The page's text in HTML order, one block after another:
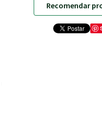
Recomendar